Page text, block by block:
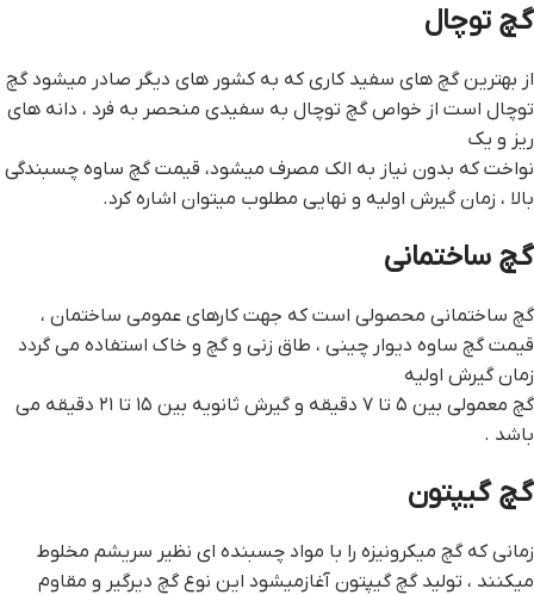
گچ توچال
از بهترین گچ های سفید کاری که به کشور های دیگر صادر میشود گچ
توچال است از خواص گچ توچال به سفیدی منحصر به فرد ، دانه های
ریز و یک
نواخت که بدون نیاز به الک مصرف میشود، قيمت گچ ساوه چسبندگی
بالا ، زمان گیرش اولیه و نهایی مطلوب میتوان اشاره کرد.
گچ ساختمانی
گچ ساختمانی محصولی است که جهت کارهای عمومی ساختمان ،
قيمت گچ ساوه دیوار چینی ، طاق زنی و گچ و خاک استفاده می گردد
زمان گیرش اولیه
گچ معمولی بین ۵ تا ۷ دقیقه و گیرش ثانویه بین ۱۵ تا ۲۱ دقیقه می
باشد .
گچ گیپتون
زمانی که گچ میکرونیزه را با مواد چسبنده ای نظیر سریشم مخلوط
میکنند ، تولید گچ گیپتون آغازمیشود این نوع گچ دیرگیر و مقاوم